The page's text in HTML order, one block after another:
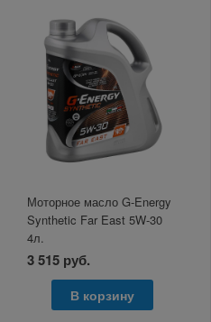
Моторное масло G-Energy
Synthetic Far East 5W-30
4л.
3 515 руб.
В корзину